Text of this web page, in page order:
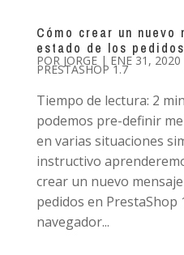
Cómo crear un nuevo
estado de los
POR JORGE| ENE 31, 2020
PRESTASHOP 1.7
Tiempo de lectura: 2
podemos pre-definir
en varias situaciones
instructivo
crear un nuevo
pedidos en PrestaShop
navegador...